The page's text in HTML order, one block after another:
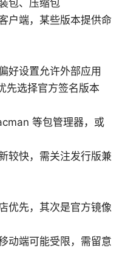
包、压缩包
户端，某些版本提供命
好设置允许外部应用
先选择官方签名版本
等包管理器，或
较快，需关注发行版兼
优先，其次是官方镜像
动端可能受限，需留意